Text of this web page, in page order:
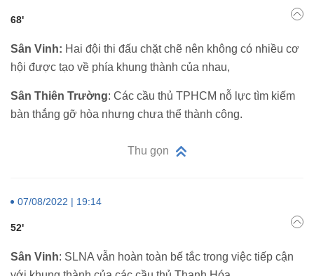
68'
Sân Vinh: Hai đội thi đấu chặt chẽ nên không có nhiều cơ
hội được tạo về phía khung thành của nhau,
Sân Thiên Trường: Các cầu thủ TPHCM nỗ lực tìm kiếm
bàn thắng gỡ hòa nhưng chưa thể thành công.
Thu gọn
07/08/2022 | 19:14
52'
Sân Vinh: SLNA vẫn hoàn toàn bế tắc trong việc tiếp cận